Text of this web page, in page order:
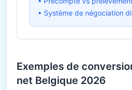
• Système de négociation
Exemples de
net Belgique 2026